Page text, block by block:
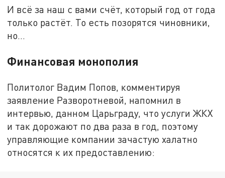
И всё за наш с вами счёт, который год от года
только растёт. То есть позорятся чиновники,
но...
Финансовая монополия
Политолог Вадим Попов, комментируя
заявление Разворотневой, напомнил в
интервью, данном Царьграду, что услуги ЖКХ
и так дорожают по два раза в год, поэтому
управляющие компании зачастую халатно
относятся к их предоставлению: